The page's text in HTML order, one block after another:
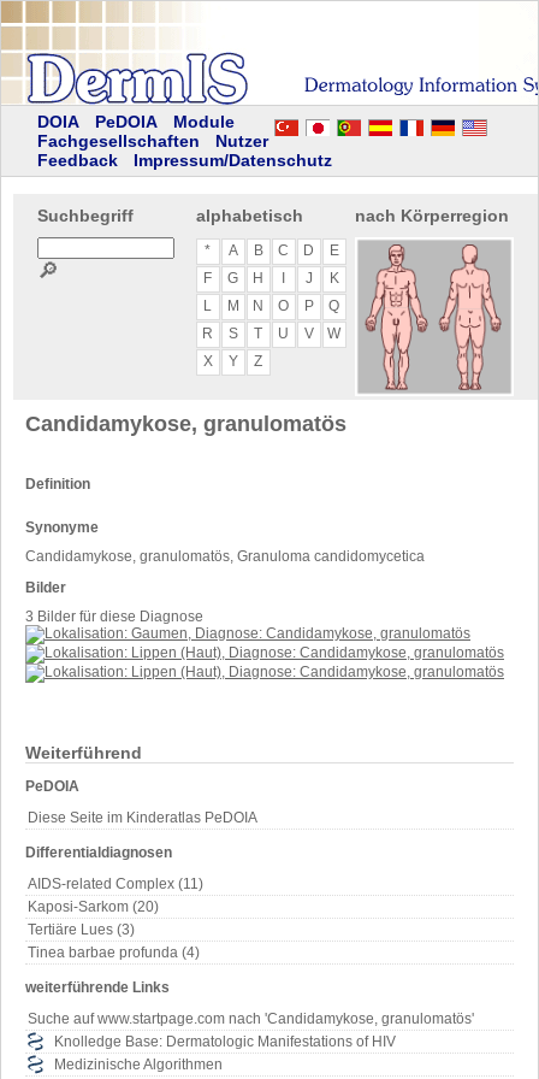
DOIA PeDOIA
Module
Fachgesellschaften
Nutzer
Feedback
Impressum/Datenschutz
Suchbegriff
🔎
alphabetisch
* A B C D
E
F
G H J
K
L
M N O P
Q
R
S T U V
W
X
Y Z
nach Körperregion
Weiterführend
PeDOIA
Diese Seite im Kinderatlas PeDOIA
Differentialdiagnosen
AIDS-related Complex (11)
Kaposi-Sarkom (20)
Tertiäre Lues (3)
Tinea barbae profunda (4)
weiterführende Links
Suche auf www.startpage.com nach 'Candidamykose, granulomatös'
Knolledge Base: Dermatologic Manifestations of HIV
Medizinische Algorithmen
Candidamykose, granulomatös
Definition
Synonyme
Candidamykose, granulomatös, Granuloma candidomycetica
Bilder
3 Bilder für diese Diagnose